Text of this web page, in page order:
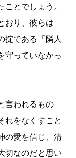
とでしょう。
おり、彼らは
掟である「隣人
守っていなかっ
言われるもの
れをなくすこと
の愛を信じ、清
切なのだと思い